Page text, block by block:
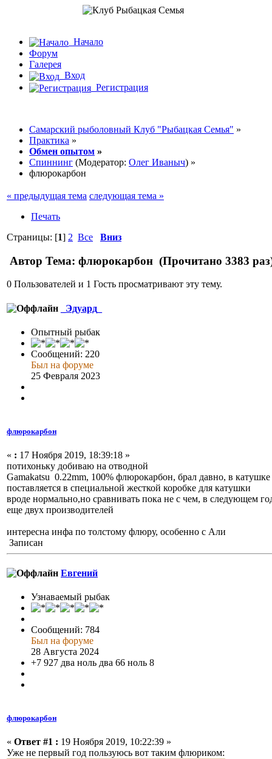
Начало
Форум
Галерея
Вход
Регистрация
Самарский рыболовный Клуб "Рыбацкая Семья" »
Практика »
Обмен опытом »
Спиннинг (Модератор: Олег Иваныч) »
флюрокарбон
« предыдущая тема следующая тема »
Печать
Страницы: [1] 2 Все Вниз
Автор Тема: флюрокарбон (Прочитано 3383
0 Пользователей и 1 Гость просматривают эту тему.
_Эдуард_
Опытный рыбак
Сообщений: 220
Был на форуме
25 Февраля 2023
флюрокарбон
« : 17 Ноября 2019, 18:39:18 »
потихоньку добиваю на отводной
Gamakatsu 0.22mm, 100% флюрокарбон, брал давно, в
поставляется в специальной жесткой коробке для катушки
вроде нормально,но сравнивать пока не с чем, в следующем
еще двух производителей
интересна инфа по толстому флюру, особенно с Али
Записан
Евгений
Узнаваемый рыбак
Сообщений: 784
Был на форуме
28 Августа 2024
+7 927 два ноль два 66 ноль 8
флюрокарбон
« Ответ #1 : 19 Ноября 2019, 10:22:39 »
Уже не первый год пользуюсь вот таким флюриком: